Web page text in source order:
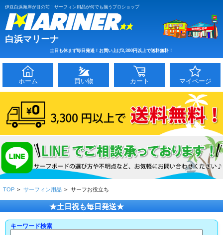
伊豆白浜海岸が目の前！サーフィン用品が何でも揃うプロショップ
白浜マリーナ
土日も休まず毎日発送！お買い上げ3,300円以上で送料無料！
ホーム 買い物 カート マイページ
TOP > サーフィン用品 > サーフお役立ち
★土日祝も毎日発送★
キーワード検索